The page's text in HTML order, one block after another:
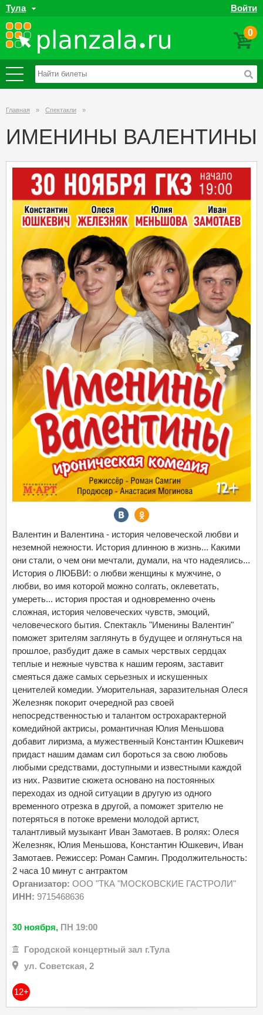
Тула Войти
0
Главная » Спектакли »
ИМЕНИНЫ ВАЛЕНТИНЫ
Валентин и Валентина - история человеческой любви и
неземной нежности. История длинною в жизнь... Какими
они стали, о чем они мечтали, думали, на что надеялись...
История о ЛЮБВИ: о любви женщины к мужчине, о
любви, во имя которой можно солгать, оклеветать,
умереть... история простая и одновременно очень
сложная, история человеческих чувств, эмоций,
человеческого бытия. Спектакль "Именины Валентин"
поможет зрителям заглянуть в будущее и оглянуться на
прошлое, разбудит даже в самых черствых сердцах
теплые и нежные чувства к нашим героям, заставит
смеяться даже самых серьезных и искушенных
ценителей комедии. Уморительная, заразительная Олеся
Железняк покорит очередной раз своей
непосредственностью и талантом острохарактерной
комедийной актрисы, романтичная Юлия Меньшова
добавит лиризма, а мужественный Константин Юшкевич
придаст нашим дамам сил бороться за свою любовь
любыми средствами, доступными и известными каждой
из них. Развитие сюжета основано на постоянных
переходах из одной ситуации в другую из одного
временного отрезка в другой, а поможет зрителю не
потеряться в потоке времени молодой артист,
талантливый музыкант Иван Замотаев. В ролях: Олеся
Железняк, Юлия Меньшова, Константин Юшкевич, Иван
Замотаев. Режиссер: Роман Самгин. Продолжительность:
2 часа 10 минут с антрактом
Организатор: ООО "ТКА "МОСКОВСКИЕ ГАСТРОЛИ"
ИНН: 9715468636
30 ноября, ПН 19:00
Городской концертный зал г.Тула
ул. Советская, 2
12+